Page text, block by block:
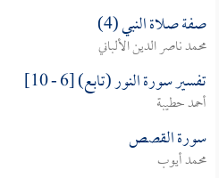
صفة صلاة النبي (4)
محمد ناصر الدين الألباني
تفسير سورة النور (تابع) [6 - 10]
أحمد حطيبة
سورة القصص
محمد أيوب